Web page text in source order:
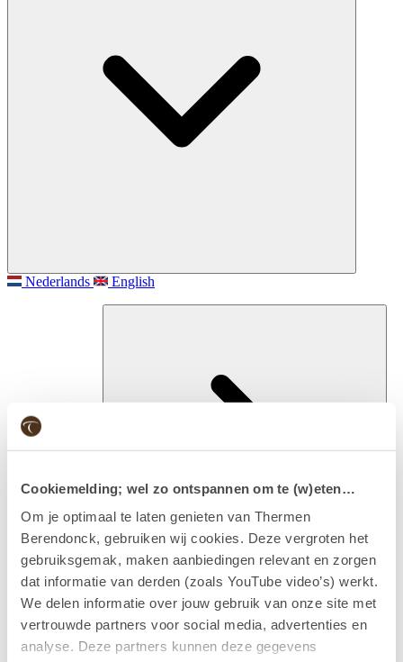
Cookiemelding; wel zo ontspannen om te (w)eten…
Om je optimaal te laten genieten van Thermen
Berendonck, gebruiken wij cookies. Deze vergroten het
gebruiksgemak, maken aanbiedingen relevant en zorgen
dat informatie van derden (zoals YouTube video’s) werkt.
We delen informatie over jouw gebruik van onze site met
vertrouwde partners voor social media, advertenties en
analyse. Deze partners kunnen deze gegevens
Nederlands English
Besuchen
Eintritt & Arrangements